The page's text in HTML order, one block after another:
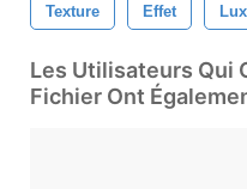
Texture Effet
Les Utilisateurs Qui
Fichier Ont